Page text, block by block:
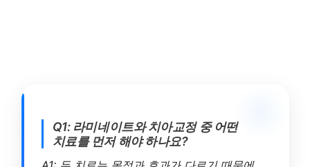
Q1: 라미네이트와 치아교정 중 어떤
치료를 먼저 해야 하나요?